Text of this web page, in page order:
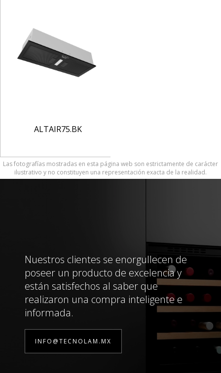
ALTAIR75.BK
Las fotografías mostradas en esta página web son estrictamente de carácter
ilustrativo y no constituyen una representación exacta de la realidad.
Nuestros clientes se enorgullecen de
poseer un producto de excelencia y
están satisfechos al saber que
realizaron una compra inteligente e
informada.
INFO@TECNOLAM.MX